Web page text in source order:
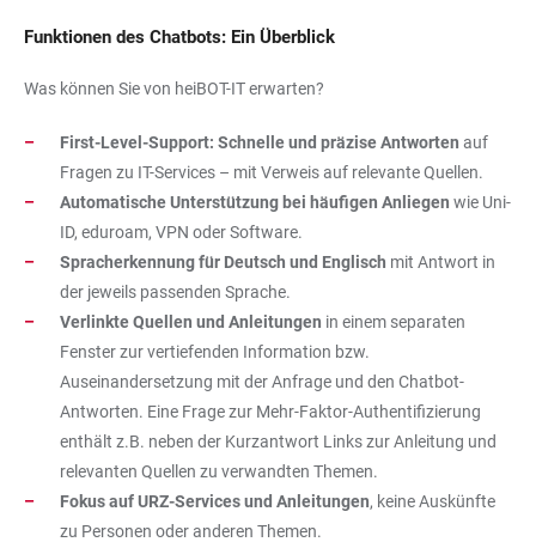
Funktionen des Chatbots: Ein Überblick
Was können Sie von heiBOT-IT erwarten?
First-Level-Support: Schnelle und präzise Antworten auf
Fragen zu IT-Services – mit Verweis auf relevante Quellen.
Automatische Unterstützung bei häufigen Anliegen wie Uni-
ID, eduroam, VPN oder Software.
Spracherkennung für Deutsch und Englisch mit Antwort in
der jeweils passenden Sprache.
Verlinkte Quellen und Anleitungen in einem separaten
Fenster zur vertiefenden Information bzw.
Auseinandersetzung mit der Anfrage und den Chatbot-
Antworten. Eine Frage zur Mehr-Faktor-Authentifizierung
enthält z.B. neben der Kurzantwort Links zur Anleitung und
relevanten Quellen zu verwandten Themen.
Fokus auf URZ-Services und Anleitungen, keine Auskünfte
zu Personen oder anderen Themen.